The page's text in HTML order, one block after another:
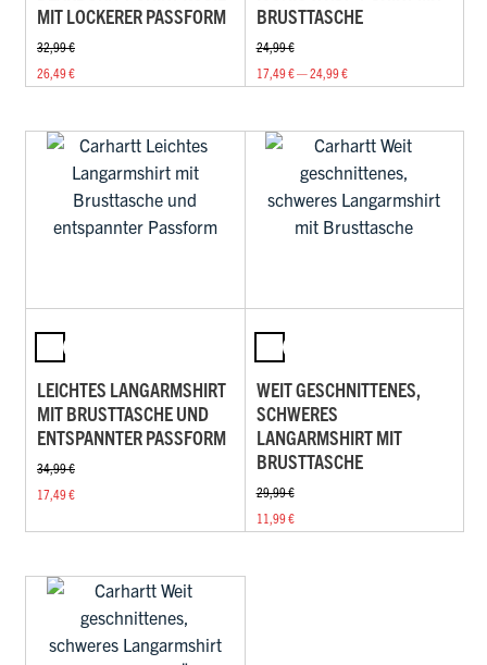
MIT LOCKERER PASSFORM
32,99 €
26,49 €
BRUSTTASCHE
24,99 €
17,49 € — 24,99 €
LEICHTES LANGARMSHIRT
MIT BRUSTTASCHE UND
ENTSPANNTER PASSFORM
34,99 €
17,49 €
WEIT GESCHNITTENES,
SCHWERES
LANGARMSHIRT MIT
BRUSTTASCHE
29,99 €
11,99 €